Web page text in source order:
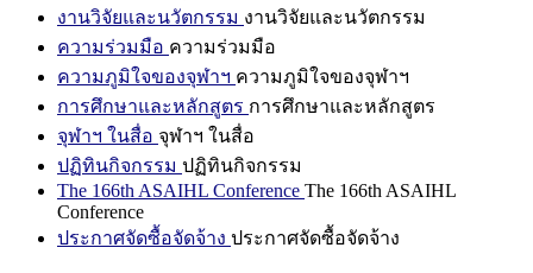
งานวิจัยและนวัตกรรม งานวิจัยและนวัตกรรม
ความร่วมมือ ความร่วมมือ
ความภูมิใจของจุฬาฯ ความภูมิใจของจุฬาฯ
การศึกษาและหลักสูตร การศึกษาและหลักสูตร
จุฬาฯ ในสื่อ จุฬาฯ ในสื่อ
ปฏิทินกิจกรรม ปฏิทินกิจกรรม
The 166th ASAIHL Conference The 166th ASAIHL
Conference
ประกาศจัดซื้อจัดจ้าง ประกาศจัดซื้อจัดจ้าง